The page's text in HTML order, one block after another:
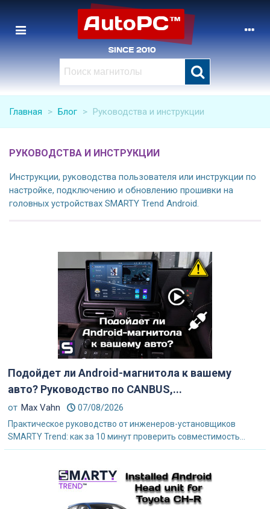
Главная > Блог > Руководства и инструкции
РУКОВОДСТВА И ИНСТРУКЦИИ
Инструкции, руководства пользователя или инструкции по
настройке, подключению и обновлению прошивки на
головных устройствах SMARTY Trend Android.
Подойдет ли Android-магнитола к вашему
авто? Руководство по CANBUS,...
от Max Vahn 07/08/2026
Практическое руководство от инженеров-установщиков
SMARTY Trend: как за 10 минут проверить совместимость...